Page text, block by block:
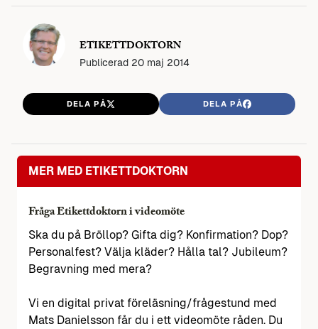
ETIKETTDOKTORN
Publicerad 20 maj 2014
DELA PÅ DELA PÅ
MER MED ETIKETTDOKTORN
Fråga Etikettdoktorn i videomöte
Ska du på Bröllop? Gifta dig? Konfirmation? Dop?
Personalfest? Välja kläder? Hålla tal? Jubileum?
Begravning med mera?
Vi en digital privat föreläsning/frågestund med
Mats Danielsson får du i ett videomöte råden. Du